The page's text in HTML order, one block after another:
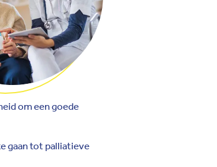
om een goede
gaan tot palliatieve